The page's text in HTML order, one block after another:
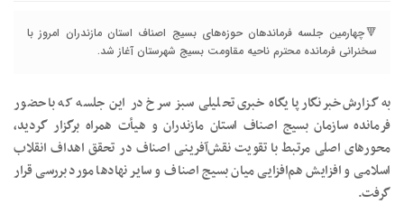
🔻چهارمین جلسه فرماندهان حوزه‌های بسیج اصناف استان مازندران امروز با
سخنرانی فرمانده محترم ناحیه مقاومت بسیج شهرستان آغاز شد.
به گزارش خبرنگار پایگاه خبری تحلیلی سبز سرخ در این جلسه که با حضور
فرمانده سازمان بسیج اصناف استان مازندران و هیأت همراه برگزار گردید،
محورهای اصلی مرتبط با تقویت نقش‌آفرینی اصناف در تحقق اهداف انقلاب
اسلامی و افزایش هم‌افزایی میان بسیج اصناف و سایر نهادها مورد بررسی قرار
گرفت.